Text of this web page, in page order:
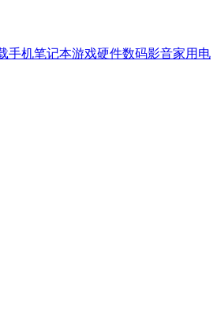
手机笔记本游戏硬件数码影音家用电